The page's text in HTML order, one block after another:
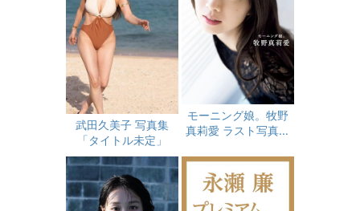
武田久美子 写真集
「タイトル未定」
モーニング娘。牧野
真莉愛 ラスト写真集
野真莉愛 』